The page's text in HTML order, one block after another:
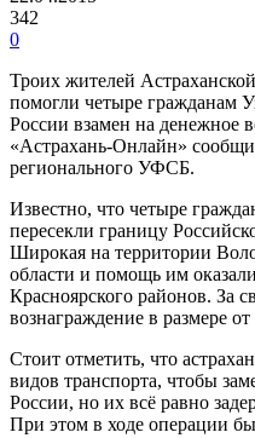
342
0
Троих жителей
помогли четыре гражданам
России взамен на денежное
«Астрахань-Онлайн»
регионального УФСБ.
Известно, что четыре
пересекли границу
Широкая на территории
области и помощь им
Красноярского районов. За
вознаграждение в размере
Стоит отметить, что
видов транспорта, чтобы
России, но их всё равно
При этом в ходе операции